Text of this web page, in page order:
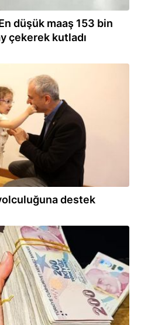
düşük maaş 153 bin
çekerek kutladı
destek